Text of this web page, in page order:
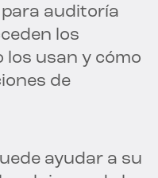
auditoría
los
los usan y cómo
de
ayudar a su